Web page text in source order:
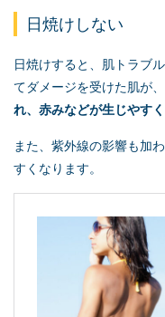
日焼けしない
日焼けすると、肌トラブ
てダメージを受けた肌が
れ、赤みなどが生じやす
また、紫外線の影響も加
すくなります。